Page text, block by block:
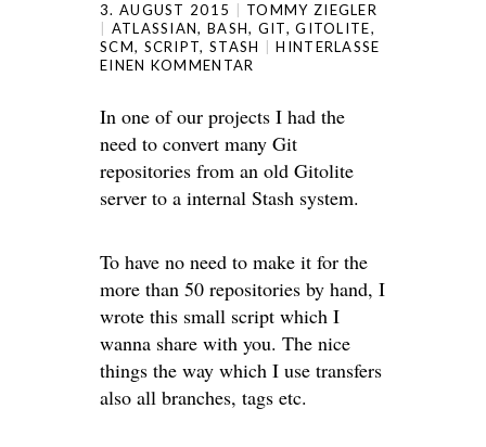
3. AUGUST 2015
TOMMY ZIEGLER
ATLASSIAN, BASH, GIT,GITOLITE,
SCM, SCRIPT, STASH
HINTERLASSE
EINEN KOMMENTAR
In one of our projects I had the
need to convert many Git
repositories from an old Gitolite
server to a internal Stash system.
To have no need to make it for the
more than 50 repositories by hand, I
wrote this small script which I
wanna share with you. The nice
things the way which I use transfers
also all branches, tags etc.